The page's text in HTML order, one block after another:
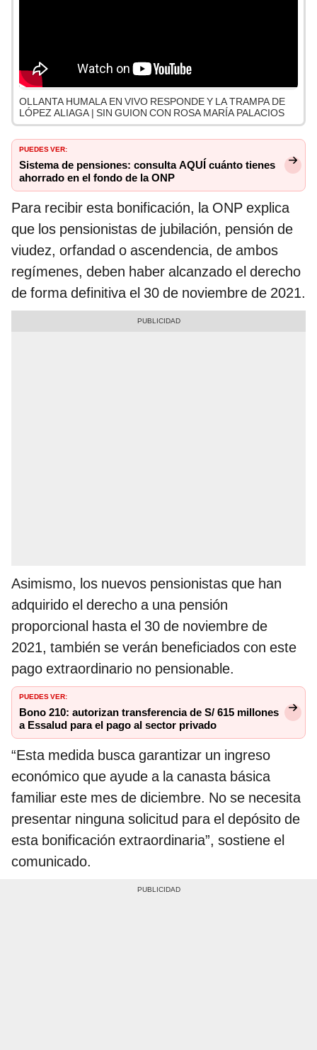
OLLANTA HUMALA EN VIVO RESPONDE Y LA TRAMPA DE
LÓPEZ ALIAGA | SIN GUION CON ROSA MARÍA PALACIOS
PUEDES VER:
Sistema de pensiones: consulta AQUÍ cuánto tienes
ahorrado en el fondo de la ONP
Para recibir esta bonificación, la ONP explica
que los pensionistas de jubilación, pensión de
viudez, orfandad o ascendencia, de ambos
regímenes, deben haber alcanzado el derecho
de forma definitiva el 30 de noviembre de 2021.
Asimismo, los nuevos pensionistas que han
adquirido el derecho a una pensión
proporcional hasta el 30 de noviembre de
2021, también se verán beneficiados con este
pago extraordinario no pensionable.
PUEDES VER:
Bono 210: autorizan transferencia de S/ 615 millones
a Essalud para el pago al sector privado
“Esta medida busca garantizar un ingreso
económico que ayude a la canasta básica
familiar este mes de diciembre. No se necesita
presentar ninguna solicitud para el depósito de
esta bonificación extraordinaria”, sostiene el
comunicado.